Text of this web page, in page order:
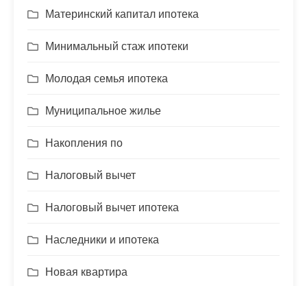
Материнский капитал ипотека
Минимальный стаж ипотеки
Молодая семья ипотека
Муниципальное жилье
Накопления по
Налоговый вычет
Налоговый вычет ипотека
Наследники и ипотека
Новая квартира